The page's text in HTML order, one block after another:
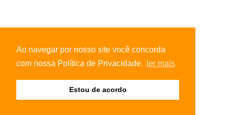
Ao navegar por nosso site você concorda
com nossa Política de Privacidade.
ler mais
Estou de acordo